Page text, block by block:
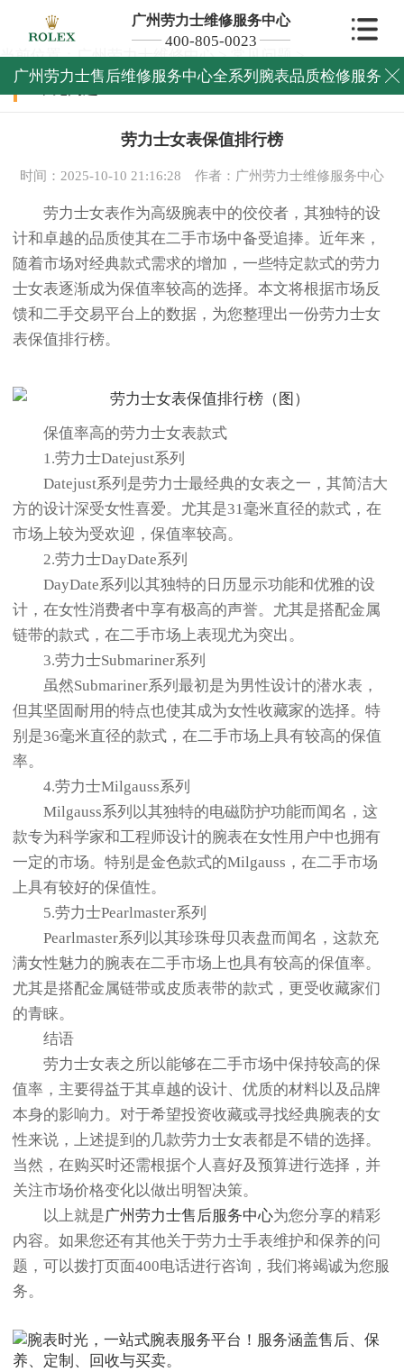
广州劳力士维修服务中心
400-805-0023
广州劳力士售后维修服务中心全系列腕表品质检修服务 
当前位置：广州劳力士维修中心>常见问题>
常见问题
劳力士女表保值排行榜
时间：2025-10-10 21:16:28 作者：广州劳力士维修服务中心
劳力士女表作为高级腕表中的佼佼者，其独特的设
计和卓越的品质使其在二手市场中备受追捧。近年来，
随着市场对经典款式需求的增加，一些特定款式的劳力
士女表逐渐成为保值率较高的选择。本文将根据市场反
馈和二手交易平台上的数据，为您整理出一份劳力士女
表保值排行榜。
保值率高的劳力士女表款式
1.劳力士Datejust系列
Datejust系列是劳力士最经典的女表之一，其简洁大
方的设计深受女性喜爱。尤其是31毫米直径的款式，在
市场上较为受欢迎，保值率较高。
2.劳力士DayDate系列
DayDate系列以其独特的日历显示功能和优雅的设
计，在女性消费者中享有极高的声誉。尤其是搭配金属
链带的款式，在二手市场上表现尤为突出。
3.劳力士Submariner系列
虽然Submariner系列最初是为男性设计的潜水表，
但其坚固耐用的特点也使其成为女性收藏家的选择。特
别是36毫米直径的款式，在二手市场上具有较高的保值
率。
4.劳力士Milgauss系列
Milgauss系列以其独特的电磁防护功能而闻名，这
款专为科学家和工程师设计的腕表在女性用户中也拥有
一定的市场。特别是金色款式的Milgauss，在二手市场
上具有较好的保值性。
5.劳力士Pearlmaster系列
Pearlmaster系列以其珍珠母贝表盘而闻名，这款充
满女性魅力的腕表在二手市场上也具有较高的保值率。
尤其是搭配金属链带或皮质表带的款式，更受收藏家们
的青睐。
结语
劳力士女表之所以能够在二手市场中保持较高的保
值率，主要得益于其卓越的设计、优质的材料以及品牌
本身的影响力。对于希望投资收藏或寻找经典腕表的女
性来说，上述提到的几款劳力士女表都是不错的选择。
当然，在购买时还需根据个人喜好及预算进行选择，并
关注市场价格变化以做出明智决策。
以上就是广州劳力士售后服务中心为您分享的精彩
内容。如果您还有其他关于劳力士手表维护和保养的问
题，可以拨打页面400电话进行咨询，我们将竭诚为您服
务。